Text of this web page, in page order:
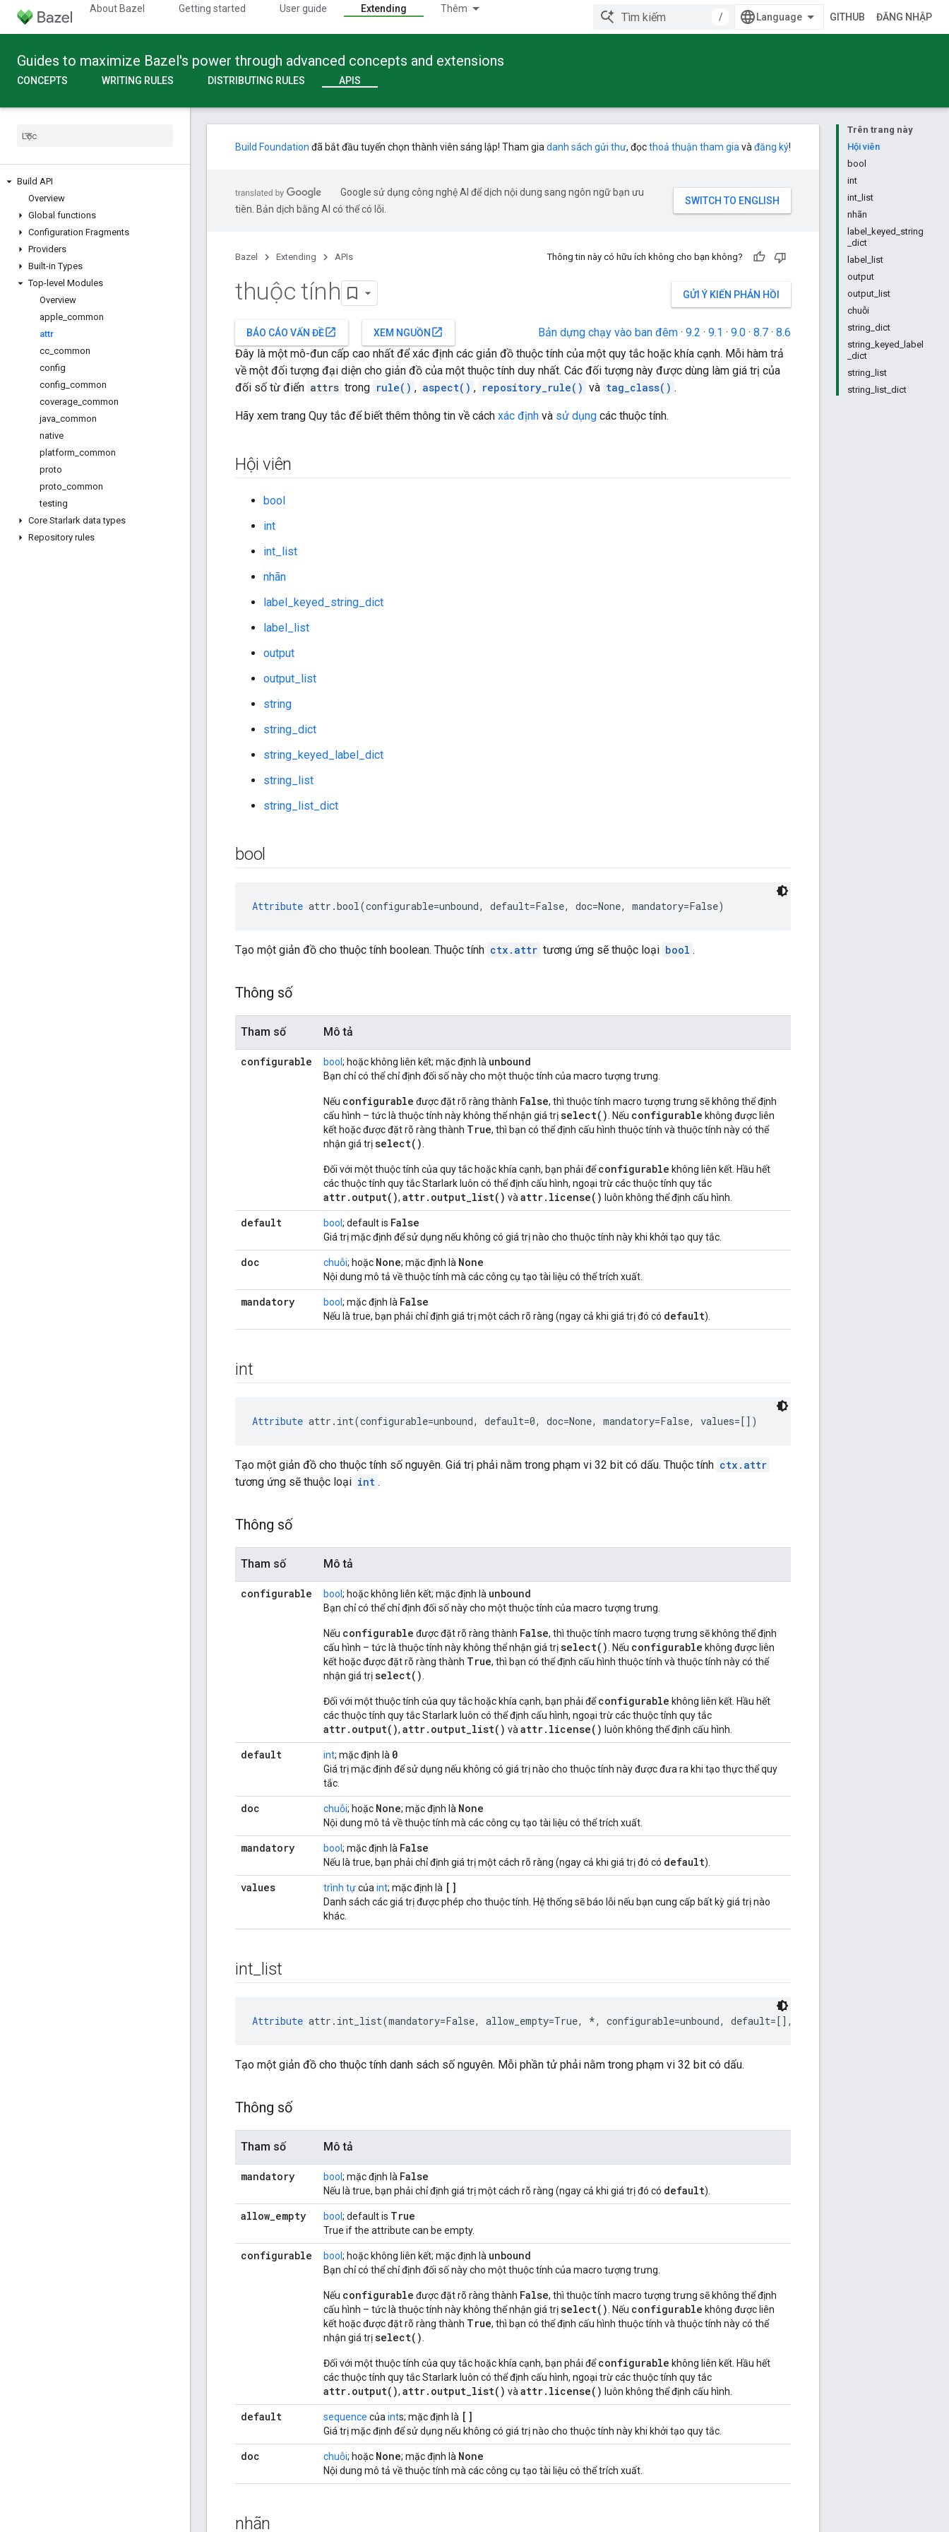
About Bazel Getting started User guide Extending Thêm
/ GITHUB ĐĂNG NHẬP
Guides to maximize Bazel's power through advanced concepts and extensions
CONCEPTS WRITING RULES DISTRIBUTING RULES APIS
Build API
Overview
Global functions
Configuration Fragments
Providers
Built-in Types
Top-level Modules
Overview
apple common
attr
cc common
config
config common
coverage common
java common
native
platform common
proto
proto common
testing
Core Starlark data types
Repository rules
Trên trang này
Hội viên
bool
int
int_list
nhãn
label_keyed_string
_dict
label_list
output
output_list
chuỗi
string_dict
string_keyed_label
_dict
string_list
string_list_dict
Build Foundation đã bắt đầu tuyển chọn thành viên sáng lập! Tham gia danh sách gửi thư, đọcthoả thuận tham gia và đăng ký!
Google sử dụng công nghệ AI để dịch nội dung sang ngôn ngữ bạn ưu
tiên. Bản dịch bằng AI có thể có lỗi.
Bazel Extending APIs Thông tin này có hữu ích không cho bạn không?
GỬI Ý KIẾN PHẢN HỒI
thuộc tính
BÁO CÁO VẤN ĐỀopen_in_new XEM NGUỒN open_in_new Bản dựng chạy vào ban đêm · 9.2 · 9.1 · 9.0 · 8.7 · 8.6
Đây là một mô-đun cấp cao nhất để xác định các giản đồ thuộc tính của một quy tắc hoặc khía cạnh. Mỗi hàm trả
về một đối tượng đại diện cho giản đồ của một thuộc tính duy nhất. Các đối tượng này được dùng làm giá trị của
đối số từ điển attrs trong rule() , aspect() , repository_rule() và tag_class() .
Hãy xem trang Quy tắc để biết thêm thông tin về cách xác định và sử dụng các thuộc tính.
Hội viên
bool
int
int_list
nhãn
label_keyed_string_dict
label_list
output
output_list
string
string_dict
string_keyed_label_dict
string_list
string_list_dict
bool
Attribute attr.bool(configurable=unbound, default=False, doc=None, mandatory=False)
Tạo một giản đồ cho thuộc tính boolean. Thuộc tính ctx.attr tương ứng sẽ thuộc loại bool .
Thông số
Tham số Mô tả
configurable bool ; hoặc không liên kết; mặc định là unbound
Bạn chỉ có thể chỉ định đối số này cho một thuộc tính của macro tượng trưng.
Nếu configurable được đặt rõ ràng thành False, thì thuộc tính macro tượng trưng sẽ không thể định
cấu hình – tức là thuộc tính này không thể nhận giá trịselect() . Nếu configurable không được liên
kết hoặc được đặt rõ ràng thành True, thì bạn có thể định cấu hình thuộc tính và thuộc tính này có thể
nhận giá trịselect()
Đối với một thuộc tính của quy tắc hoặc khía cạnh, bạn phải đểconfigurable không liên kết. Hầu hết
các thuộc tính quy tắc Starlark luôn có thể định cấu hình, ngoại trừ các thuộc tính quy tắc
attr.output(), attr.output_list() và attr.license() luôn không thể định cấu hình.
default bool ; default is False
Giá trị mặc định để sử dụng nếu không có giá trị nào cho thuộc tính này khi khởi tạo quy tắc.
doc chuỗi; hoặc None; mặc định là None
Nội dung mô tả về thuộc tính mà các công cụ tạo tài liệu có thể trích xuất.
mandatory bool ; mặc định là False
Nếu là true, bạn phải chỉ định giá trị một cách rõ ràng (ngay cả khi giá trị đó có default).
int
Attribute attr.int(configurable=unbound, default=0, doc=None, mandatory=False, values=[])
Tạo một giản đồ cho thuộc tính số nguyên. Giá trị phải nằm trong phạm vi 32 bit có dấu. Thuộc tính ctx.attr
tương ứng sẽ thuộc loại int .
Thông số
Tham số Mô tả
configurable bool ; hoặc không liên kết; mặc định là unbound
Bạn chỉ có thể chỉ định đối số này cho một thuộc tính của macro tượng trưng.
Nếu configurable được đặt rõ ràng thành False, thì thuộc tính macro tượng trưng sẽ không thể định
cấu hình – tức là thuộc tính này không thể nhận giá trịselect() . Nếu configurable không được liên
kết hoặc được đặt rõ ràng thành True, thì bạn có thể định cấu hình thuộc tính và thuộc tính này có thể
nhận giá trịselect()
Đối với một thuộc tính của quy tắc hoặc khía cạnh, bạn phải đểconfigurable không liên kết. Hầu hết
các thuộc tính quy tắc Starlark luôn có thể định cấu hình, ngoại trừ các thuộc tính quy tắc
attr.output(), attr.output_list() và attr.license() luôn không thể định cấu hình.
default int; mặc định là 0
Giá trị mặc định để sử dụng nếu không có giá trị nào cho thuộc tính này được đưa ra khi tạo thực thể quy
tắc.
doc chuỗi; hoặc None; mặc định là None
Nội dung mô tả về thuộc tính mà các công cụ tạo tài liệu có thể trích xuất.
mandatory bool ; mặc định là False
Nếu là true, bạn phải chỉ định giá trị một cách rõ ràng (ngay cả khi giá trị đó có default).
values trình tựcủa int; mặc định là []
Danh sách các giá trị được phép cho thuộc tính. Hệ thống sẽ báo lỗi nếu bạn cung cấp bất kỳ giá trị nào
khác.
int list
Attribute attr.int_list(mandatory=False, allow_empty=True, *, configurable=unbound, default=[], doc=None)
Tạo một giản đồ cho thuộc tính danh sách số nguyên. Mỗi phần tử phải nằm trong phạm vi 32 bit có dấu.
Thông số
Tham số Mô tả
mandatory bool ; mặc định là False
Nếu là true, bạn phải chỉ định giá trị một cách rõ ràng (ngay cả khi giá trị đó có default).
allow_empty bool ; default is True
True if the attribute can be empty.
configurable bool ; hoặc không liên kết; mặc định là unbound
Bạn chỉ có thể chỉ định đối số này cho một thuộc tính của macro tượng trưng.
Nếu configurable được đặt rõ ràng thành False, thì thuộc tính macro tượng trưng sẽ không thể định
cấu hình – tức là thuộc tính này không thể nhận giá trịselect() . Nếu configurable không được liên
kết hoặc được đặt rõ ràng thành True, thì bạn có thể định cấu hình thuộc tính và thuộc tính này có thể
nhận giá trịselect()
Đối với một thuộc tính của quy tắc hoặc khía cạnh, bạn phải đểconfigurable không liên kết. Hầu hết
các thuộc tính quy tắc Starlark luôn có thể định cấu hình, ngoại trừ các thuộc tính quy tắc
attr.output(), attr.output_list() và attr.license() luôn không thể định cấu hình.
default sequence của ints; mặc định là []
Giá trị mặc định để sử dụng nếu không có giá trị nào cho thuộc tính này khi khởi tạo quy tắc.
doc chuỗi; hoặc None; mặc định là None
Nội dung mô tả về thuộc tính mà các công cụ tạo tài liệu có thể trích xuất.
nhãn